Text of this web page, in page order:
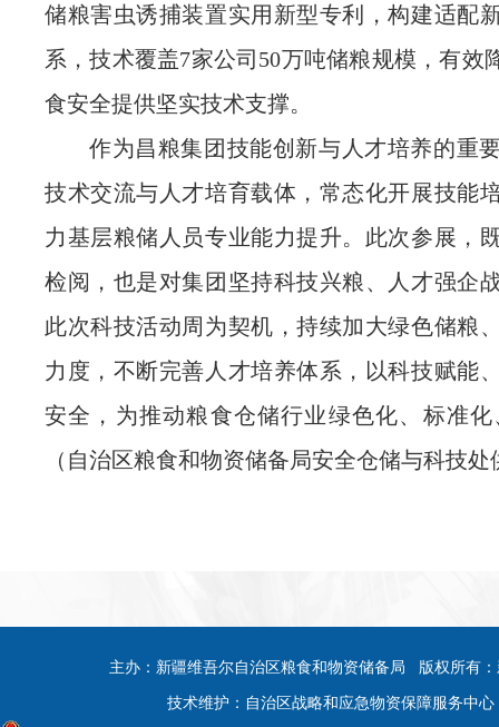
储粮害虫诱捕装置实用新型专利，构建适配
系，技术覆盖7家公司50万吨储粮规模，有效
食安全提供坚实技术支撑。
作为昌粮集团技能创新与人才培养的重
技术交流与人才培育载体，常态化开展技能
力基层粮储人员专业能力提升。此次参展，
检阅，也是对集团坚持科技兴粮、人才强企
此次科技活动周为契机，持续加大绿色储粮
力度，不断完善人才培养体系，以科技赋能
安全，为推动粮食仓储行业绿色化、标准
（自治区粮食和物资储备局安全仓储与科技处
主办：新疆维吾尔自治区粮食和物资储备局 版权所有
技术维护：自治区战略和应急物资保障服务中